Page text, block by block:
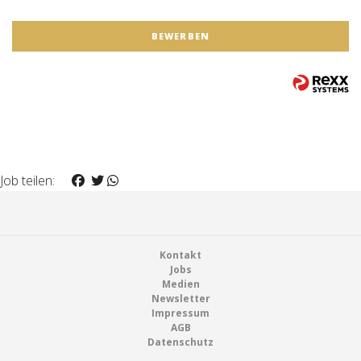
BEWERBEN
Job teilen:
Kontakt
Jobs
Medien
Newsletter
Impressum
AGB
Datenschutz